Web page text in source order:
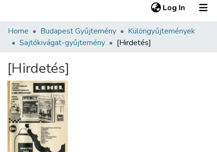
Log In (current)
Communities & Collections
Statistics
About us
Home Budapest Gyűjtemény
Különgyűjtemények
Sajtókivágat-gyűjtemény
[Hirdetés]
[Hirdetés]